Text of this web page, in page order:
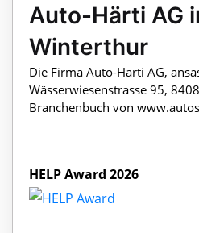
Auto-Härti AG
Winterthur
Die Firma Auto-Härti AG,
Wässerwiesenstrasse 95,
Branchenbuch von
HELP Award 2026